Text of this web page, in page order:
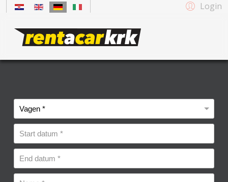
Login